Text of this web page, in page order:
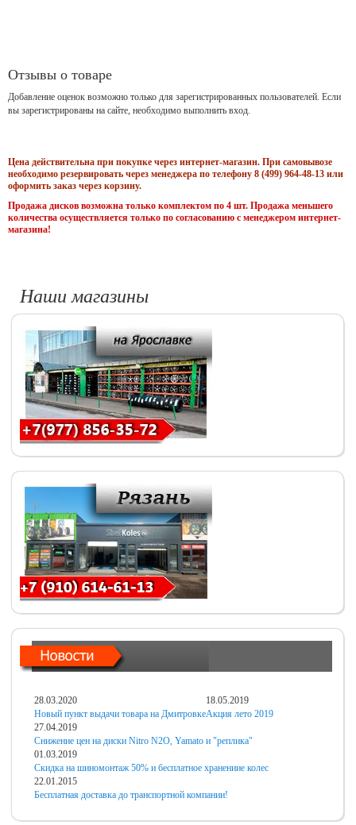
Отзывы о товаре
Добавление оценок возможно только для зарегистрированных пользователей. Если
вы зарегистрированы на сайте, необходимо выполнить вход.
Цена действительна при покупке через интернет-магазин. При самовывозе
необходимо резервировать через менеджера по телефону 8 (499) 964-48-13 или
оформить заказ через корзину.
Продажа дисков возможна только комплектом по 4 шт. Продажа меньшего
количества осуществляется только по согласованию с менеджером интернет-
магазина!
Наши магазины
28.03.2020
Новый пункт выдачи товара на Дмитровке
18.05.2019
Акция лето 2019
27.04.2019
Снижение цен на диски Nitro N2O, Yamato и "реплика"
01.03.2019
Скидка на шиномонтаж 50% и бесплатное хранениие колес
22.01.2015
Бесплатная доставка до транспортной компании!